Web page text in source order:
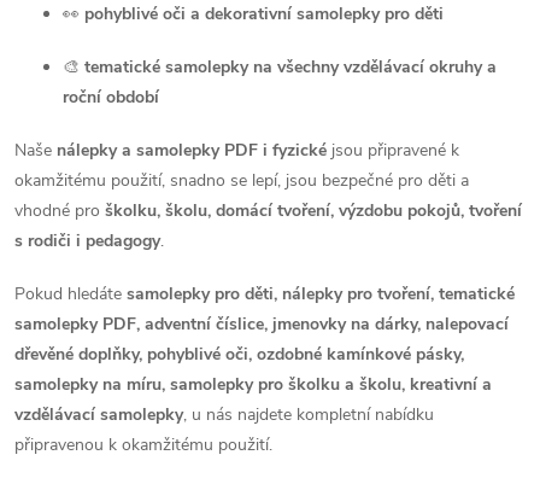
👀 pohyblivé oči a dekorativní samolepky pro děti
🎨 tematické samolepky na všechny vzdělávací okruhy a
roční období
Naše nálepky a samolepky PDF i fyzické jsou připravené k
okamžitému použití, snadno se lepí, jsou bezpečné pro děti a
vhodné pro školku, školu, domácí tvoření, výzdobu pokojů, tvoření
s rodiči i pedagogy.
Pokud hledáte samolepky pro děti, nálepky pro tvoření, tematické
samolepky PDF, adventní číslice, jmenovky na dárky, nalepovací
dřevěné doplňky, pohyblivé oči, ozdobné kamínkové pásky,
samolepky na míru, samolepky pro školku a školu, kreativní a
vzdělávací samolepky, u nás najdete kompletní nabídku
připravenou k okamžitému použití.